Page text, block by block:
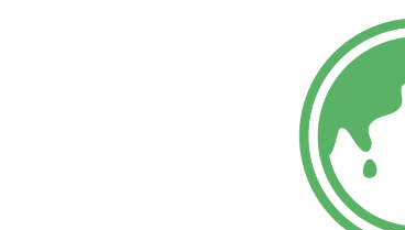
年時保護佔地七百萬公頃的土地
透過贈與、遺贈與購買的方式，
擁有34個保育地，佔地947,000
會採取類似於國家公園的管理層
永久保護這些土地，不受開發與破